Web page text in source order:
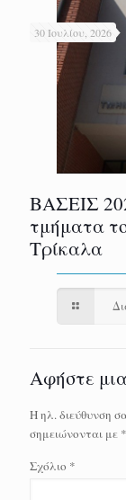
30 Ιουλίου, 2026
ΒΑΣΕΙΣ
τμήματα
Τρίκαλα
Αφήστε
Η ηλ. διεύθυνση
σημειώνονται με *
Σχόλιο *